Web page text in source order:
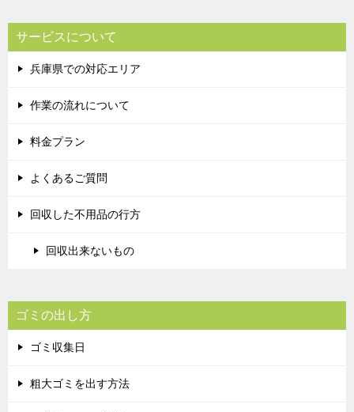
サービスについて
兵庫県での対応エリア
作業の流れについて
料金プラン
よくあるご質問
回収した不用品の行方
回収出来ないもの
ゴミの出し方
ゴミ収集日
粗大ゴミを出す方法